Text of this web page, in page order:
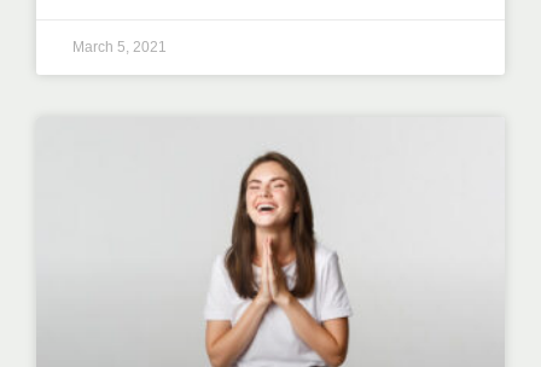
March 5, 2021